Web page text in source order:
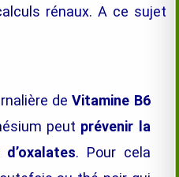
rénaux. A ce sujet
deVitamine B6
peut prévenir la
. Pour cela